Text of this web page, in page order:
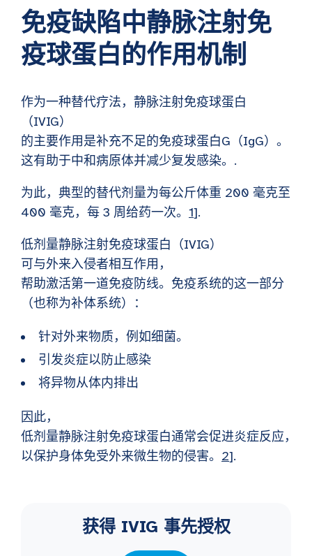
免疫缺陷中静脉注射免
疫球蛋白的作用机制
作为一种替代疗法，静脉注射免疫球蛋白
（IVIG）
的主要作用是补充不足的免疫球蛋白G（IgG）。
这有助于中和病原体并减少复发感染。.
为此，典型的替代剂量为每公斤体重 200 毫克至
400 毫克，每 3 周给药一次。 1].
低剂量静脉注射免疫球蛋白（IVIG）
可与外来入侵者相互作用，
帮助激活第一道免疫防线。免疫系统的这一部分
（也称为补体系统）：
针对外来物质，例如细菌。
引发炎症以防止感染
将异物从体内排出
因此，
低剂量静脉注射免疫球蛋白通常会促进炎症反应，
以保护身体免受外来微生物的侵害。 2].
获得 IVIG 事先授权